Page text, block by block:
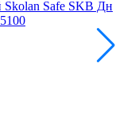
Safe SKB Дн